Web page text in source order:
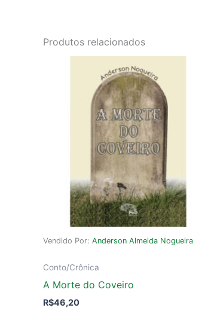
Produtos relacionados
Vendido Por: Anderson Almeida Nogueira
Conto/Crônica
A Morte do Coveiro
R$46,20